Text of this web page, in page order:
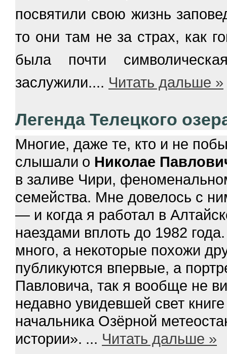
посвятили свою жизнь
то они там не за страх, как
была почти
заслужили.... Читать дальше »
Легенда Телецкого
Многие, даже те, кто и не
слышали о Николае
в заливе Чири,
семейства. Мне довелось с
— и когда я работал в
наездами вплоть до 1982
много, а некоторые похожи
публикуются впервые, а
Павловича, так я вообще не
недавно увидевшей свет
начальника Озёрной
истории». ... Читать дальше »